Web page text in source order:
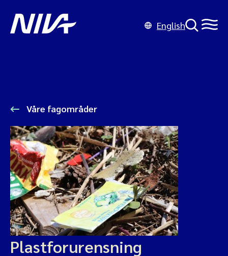
English
Våre fagområder
Plastforurensning